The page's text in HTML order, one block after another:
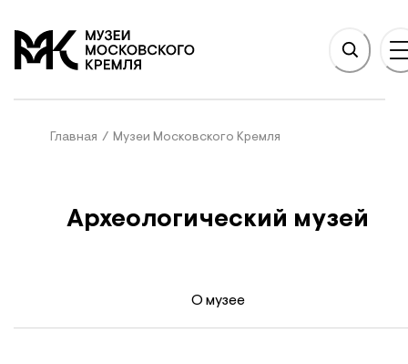
На главную
Главная / Музеи Московского Кремля
Археологический музей
О музее